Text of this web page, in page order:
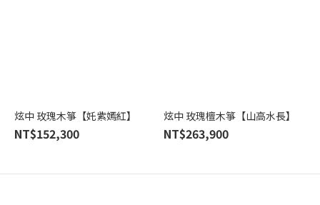
炫中 玫瑰木箏【奼紫嫣紅】
NT$152,300
炫中 玫瑰檀木箏【山高水長】
NT$263,900